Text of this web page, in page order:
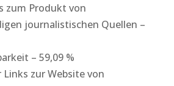
zum Produkt von
journalistischen Quellen –
– 59,09 %
zur Website von